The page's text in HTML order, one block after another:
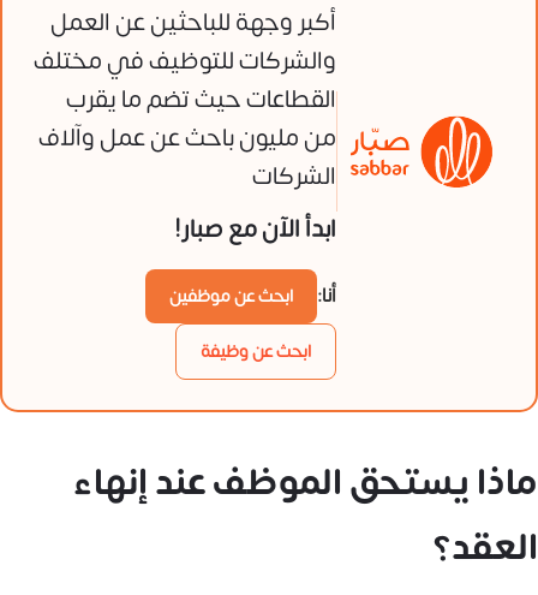
أكبر وجهة للباحثين عن العمل
والشركات للتوظيف في مختلف
القطاعات حيث تضم ما يقرب
من مليون باحث عن عمل وآلاف
الشركات
ابدأ الآن مع صبار!
أنا:
ابحث عن موظفين
ابحث عن وظيفة
ماذا يستحق الموظف عند إنهاء
العقد؟